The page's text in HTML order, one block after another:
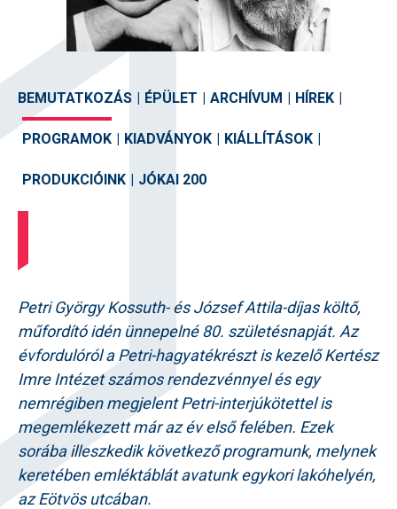
BEMUTATKOZÁS | ÉPÜLET | ARCHÍVUM | HÍREK |
PROGRAMOK | KIADVÁNYOK | KIÁLLÍTÁSOK |
PRODUKCIÓINK | JÓKAI 200
Petri György Kossuth- és József Attila-díjas költő,
műfordító idén ünnepelné 80. születésnapját. Az
évfordulóról a Petri-hagyatékrészt is kezelő Kertész
Imre Intézet számos rendezvénnyel és egy
nemrégiben megjelent Petri-interjúkötettel is
megemlékezett már az év első felében. Ezek
sorába illeszkedik következő programunk, melynek
keretében emléktáblát avatunk egykori lakóhelyén,
az Eötvös utcában.